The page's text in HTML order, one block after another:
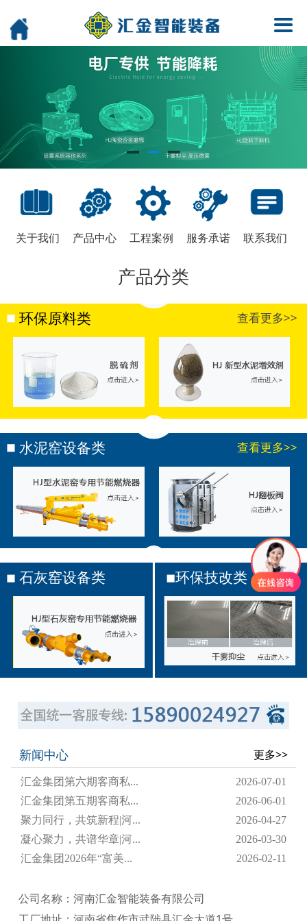
关于我们 产品中心 工程案例 服务承诺 联系我们
产品分类
环保原料类 查看更多>>
水泥窑设备类 查看更多>>
石灰窑设备类 环保技改类
新闻中心 更多>>
汇金集团第六期客商私...
2026-07-01
汇金集团第五期客商私...
2026-06-01
聚力同行，共筑新程|河...
2026-04-27
凝心聚力，共谱华章|河...
2026-03-30
汇金集团2026年“富美...
2026-02-11
公司名称：河南汇金智能装备有限公司